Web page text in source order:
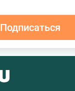
Подписаться